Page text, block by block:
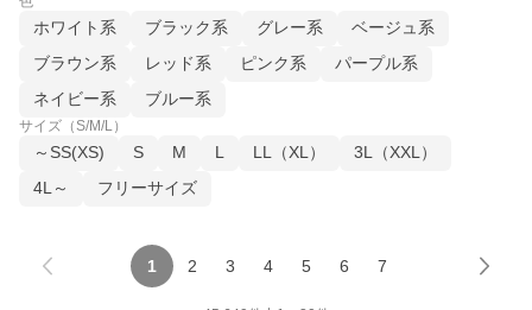
ホワイト系 ブラック系 グレー系
ベージュ系
ブラウン系
レッド系 ピンク系
パープル系
ネイビー系
ブルー系
サイズ（S/M/L）
～SS(XS) S M L LL（XL）
3L（XXL）
4L～
フリーサイズ
1 2 3 4 5 6 7